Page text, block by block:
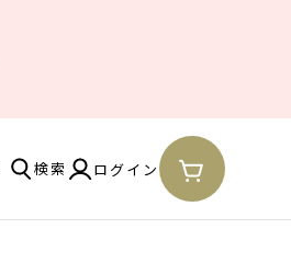
検索 ログイン